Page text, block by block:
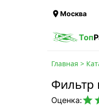
Москва
Топ
Главная >
Фильтр
Оценка: